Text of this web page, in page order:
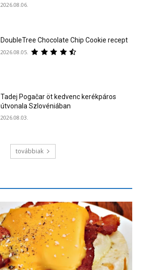
2026.08.06.
DoubleTree Chocolate Chip Cookie recept
2026.08.05.
Tadej Pogačar öt kedvenc kerékpáros
útvonala Szlovéniában
2026.08.03.
továbbiak